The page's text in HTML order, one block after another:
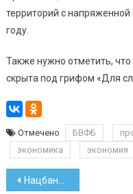
территорий с
году.
Также нужно отметить,
скрыта под грифом «Для
Отмечено БВФБ
экономика
экономия
Навигация
Нацбанк рассказал о кредитах и вкладах в 2026 году